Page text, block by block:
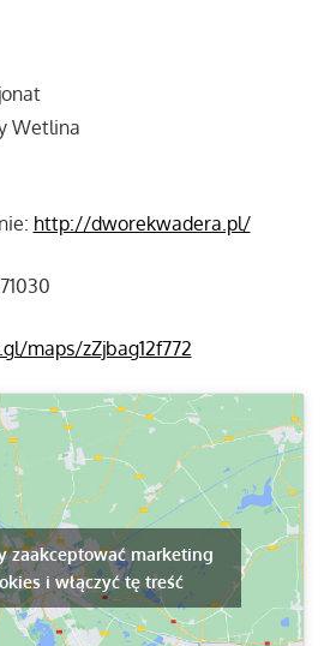
Wetlina
http://dworekwadera.pl/
maps/zZjbag12f772
zaakceptować marketing
i włączyć tę treść